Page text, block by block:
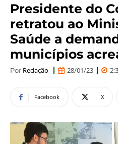
Presidente do
retratou ao
Saúde a
municípios
Por Redação 28/01/23
Facebook X